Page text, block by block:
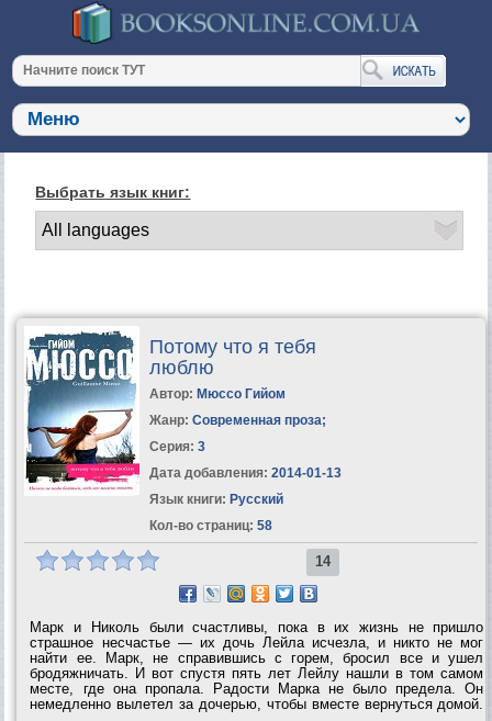
Выбрать язык книг:
Потому что я тебя
люблю
Автор: Мюссо Гийом
Жанр: Современная проза;
Серия: 3
Дата добавления: 2014-01-13
Язык книги: Русский
Кол-во страниц: 58
14
Марк и Николь были счастливы, пока в их жизнь не пришло
страшное несчастье — их дочь Лейла исчезла, и никто не мог
найти ее. Марк, не справившись с горем, бросил все и ушел
бродяжничать. И вот спустя пять лет Лейлу нашли в том самом
месте, где она пропала. Радости Марка не было предела. Он
немедленно вылетел за дочерью, чтобы вместе вернуться домой.